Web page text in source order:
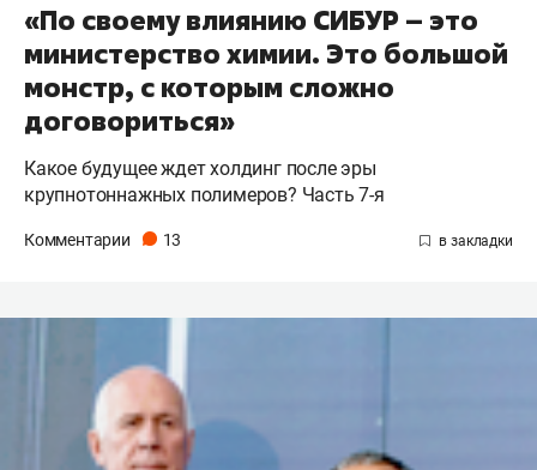
«По своему влиянию СИБУР – это
министерство химии. Это большой
монстр, с которым сложно
договориться»
Какое будущее ждет холдинг после эры
крупнотоннажных полимеров? Часть 7-я
Комментарии 13